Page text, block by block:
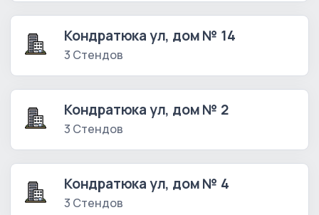
Кондратюка ул, дом № 14
3 Стендов
Кондратюка ул, дом № 2
3 Стендов
Кондратюка ул, дом № 4
3 Стендов